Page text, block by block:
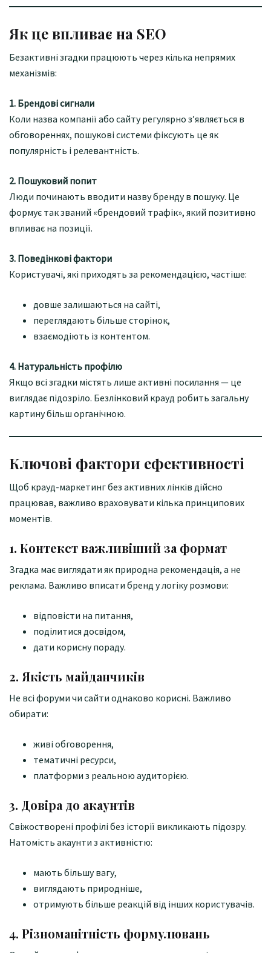
Як це впливає на SEO
Безактивні згадки працюють через кілька непрямих
механізмів:
1. Брендові сигнали
Коли назва компанії або сайту регулярно з’являється в
обговореннях, пошукові системи фіксують це як
популярність і релевантність.
2. Пошуковий попит
Люди починають вводити назву бренду в пошуку. Це
формує так званий «брендовий трафік», який позитивно
впливає на позиції.
3. Поведінкові фактори
Користувачі, які приходять за рекомендацією, частіше:
довше залишаються на сайті,
переглядають більше сторінок,
взаємодіють із контентом.
4. Натуральність профілю
Якщо всі згадки містять лише активні посилання — це
виглядає підозріло. Безлінковий крауд робить загальну
картину більш органічною.
Ключові фактори ефективності
Щоб крауд-маркетинг без активних лінків дійсно
працював, важливо враховувати кілька принципових
моментів.
1. Контекст важливіший за формат
Згадка має виглядати як природна рекомендація, а не
реклама. Важливо вписати бренд у логіку розмови:
відповісти на питання,
поділитися досвідом,
дати корисну пораду.
2. Якість майданчиків
Не всі форуми чи сайти однаково корисні. Важливо
обирати:
живі обговорення,
тематичні ресурси,
платформи з реальною аудиторією.
3. Довіра до акаунтів
Свіжостворені профілі без історії викликають підозру.
Натомість акаунти з активністю:
мають більшу вагу,
виглядають природніше,
отримують більше реакцій від інших користувачів.
4. Різноманітність формулювань